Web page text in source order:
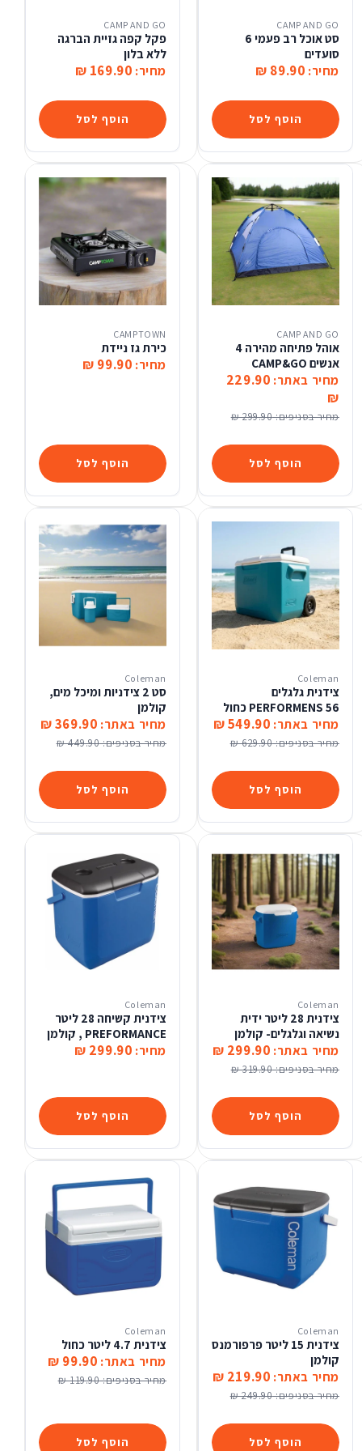
הוסף לסל
CAMP AND GO
סט אוכל רב פעמי 6
סועדים
מחיר: 89.90 ₪
הוסף לסל
CAMP AND GO
פקל קפה גזיית הברגה
ללא בלון
מחיר: 169.90 ₪
הוסף לסל
CAMP AND GO
אוהל פתיחה מהירה 4
אנשים CAMP&GO
מחיר באתר: 229.90
₪
מחיר בסניפים:299.90 ₪
הוסף לסל
CAMPTOWN
כירת גז ניידת
מחיר: 99.90 ₪
הוסף לסל
Coleman
צידנית גלגלים
PERFORMENS 56 כחול
מחיר באתר: 549.90 ₪
מחיר בסניפים:629.90 ₪
הוסף לסל
Coleman
סט 2 צידניות ומיכל מים,
קולמן
מחיר באתר: 369.90 ₪
מחיר בסניפים:449.90 ₪
הוסף לסל
Coleman
צידנית 28 ליטר ידית
נשיאה וגלגלים- קולמן
מחיר באתר: 299.90 ₪
מחיר בסניפים:319.90 ₪
הוסף לסל
Coleman
צידנית קשיחה 28 ליטר
PREFORMANCE , קולמן
מחיר: 299.90 ₪
הוסף לסל
Coleman
צידנית 15 ליטר פרפורמנס
קולמן
מחיר באתר: 219.90 ₪
מחיר בסניפים:249.90 ₪
הוסף לסל
Coleman
צידנית 4.7 ליטר כחול
מחיר באתר: 99.90 ₪
מחיר בסניפים:119.90 ₪